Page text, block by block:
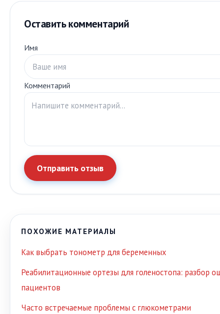
Оставить комментарий
Имя
Комментарий
Отправить отзыв
ПОХОЖИЕ МАТЕРИАЛЫ
Как выбрать тонометр для беременных
Реабилитационные ортезы для голеностопа: разбор
пациентов
Часто встречаемые проблемы с глюкометрами